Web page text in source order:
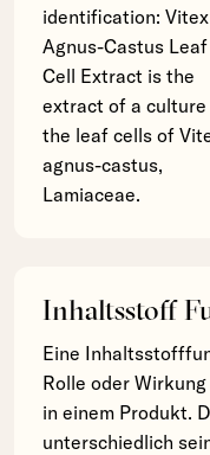
identification: Vitex
Agnus-Castus Leaf
Cell Extract is the
extract of a
the leaf cells of
agnus-castus,
Lamiaceae.
Inhaltsstoff
Eine
Rolle oder
in einem Produkt.
unterschiedlich